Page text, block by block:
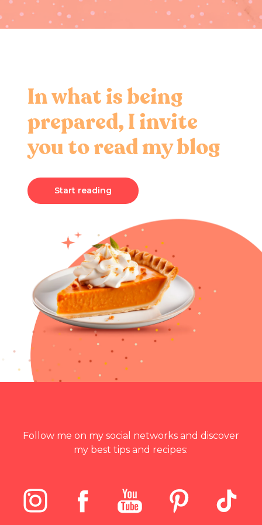
In what is being
prepared, I invite
you to read my blog
Start reading
Follow me on my social networks and discover
my best tips and recipes: